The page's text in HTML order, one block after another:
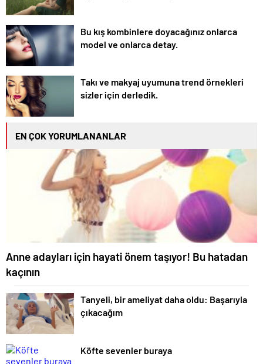
Bu kış kombinlere doyacağınız onlarca
model ve onlarca detay.
Takı ve makyaj uyumuna trend örnekleri
sizler için derledik.
EN ÇOK YORUMLANANLAR
Anne adayları için hayati önem taşıyor! Bu hatadan
kaçının
Tanyeli, bir ameliyat daha oldu: Başarıyla
çıkacağım
Köfte sevenler buraya